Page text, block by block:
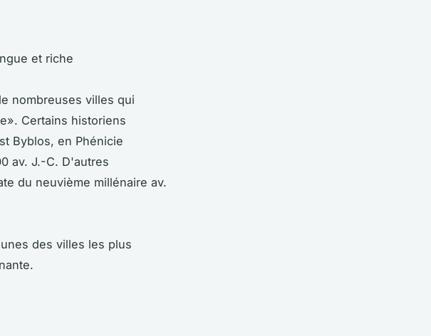
et riche
nombreuses villes qui
Certains historiens
Byblos, en Phénicie
av. J.-C. D'autres
du neuvième millénaire av.
des villes les plus